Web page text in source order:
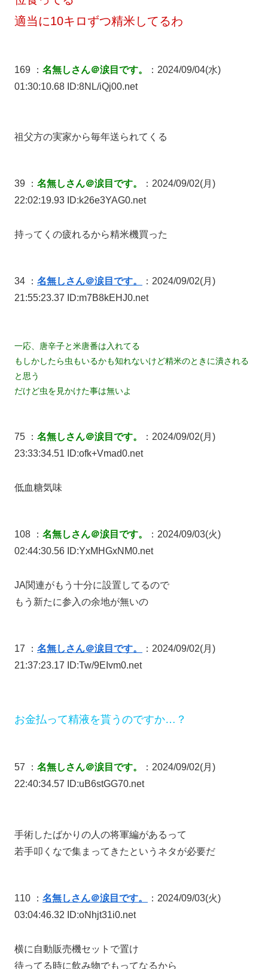
適当に10キロずつ精米してるわ
169 ： 名無しさん＠涙目です。
：2024/09/04(水)
01:30:10.68 ID:8NL/iQj00.net
祖父方の実家から毎年送られてくる
39 ： 名無しさん＠涙目です。
：2024/09/02(月)
22:02:19.93 ID:k26e3YAG0.net
持ってくの疲れるから精米機買った
34 ： 名無しさん＠涙目です。
：2024/09/02(月)
21:55:23.37 ID:m7B8kEHJ0.net
一応、唐辛子と米唐番は入れてる
もしかしたら虫もいるかも知れないけど精米のときに潰される
と思う
だけど虫を見かけた事は無いよ
75 ： 名無しさん＠涙目です。
：2024/09/02(月)
23:33:34.51 ID:ofk+Vmad0.net
低血糖気味
108 ： 名無しさん＠涙目です。
：2024/09/03(火)
02:44:30.56 ID:YxMHGxNM0.net
JA関連がもう十分に設置してるので
もう新たに参入の余地が無いの
17 ： 名無しさん＠涙目です。
：2024/09/02(月)
21:37:23.17 ID:Tw/9EIvm0.net
お金払って精液を貰うのですか…？
57 ： 名無しさん＠涙目です。
：2024/09/02(月)
22:40:34.57 ID:uB6stGG70.net
手術したばかりの人の将軍編があるって
若手叩くなで集まってきたというネタが必要だ
110 ： 名無しさん＠涙目です。
：2024/09/03(火)
03:04:46.32 ID:oNhjt31i0.net
横に自動販売機セットで置け
待ってる時に飲み物でもってなるから